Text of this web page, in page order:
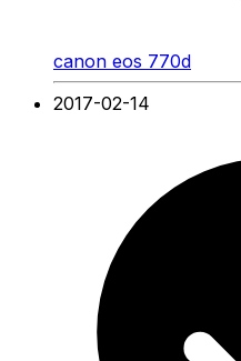
canon eos 770d
2017-02-14